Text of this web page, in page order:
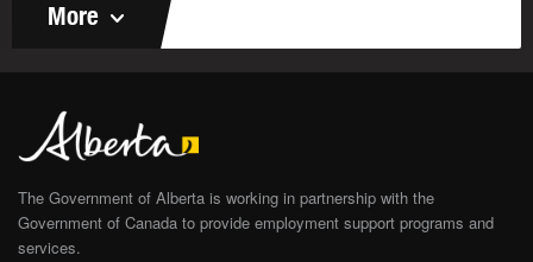
More
The Government of Alberta is working in partnership with the
Government of Canada to provide employment support programs and
services.